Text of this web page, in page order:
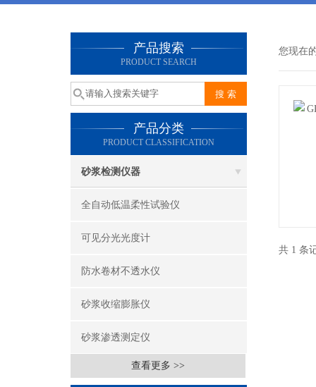
产品搜索
PRODUCT SEARCH
产品分类
PRODUCT CLASSIFICATION
砂浆检测仪器
全自动低温柔性试验仪
可见分光光度计
防水卷材不透水仪
砂浆收缩膨胀仪
砂浆渗透测定仪
查看更多 >>
您现在
共 1 条